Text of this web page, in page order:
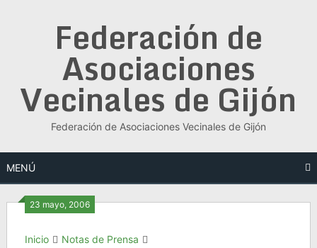
Federación de
Asociaciones
Vecinales de Gijón
Federación de Asociaciones Vecinales de Gijón
MENÚ
23 mayo, 2006
Inicio
Notas de Prensa